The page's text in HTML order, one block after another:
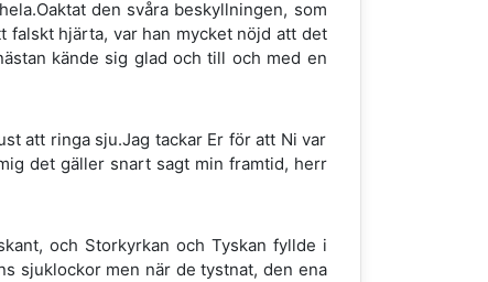
den svåra beskyllningen, som
falskt hjärta, var han mycket nöjd att det
kände sig glad och till och med en
att ringa sju.Jag tackar Er för att Ni var
det gäller snart sagt min framtid, herr
och Storkyrkan och Tyskan fyllde i
sjuklockor men när de tystnat, den ena